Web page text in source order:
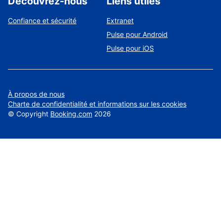
Confiance et sécurité
Extranet
Pulse pour Android
Pulse pour iOS
À propos de nous
Charte de confidentialité et informations sur les cookies
© Copyright Booking.com 2026